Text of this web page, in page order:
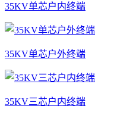
35KV单芯户内终端
35KV单芯户外终端
35KV三芯户内终端